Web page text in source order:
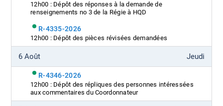
12h00 : Dépôt des réponses à la demande de
renseignements no 3 de la Régie à HQD
R-4335-2026
12h00 : Dépôt des pièces révisées demandées
6 Août Jeudi
R-4346-2026
12h00 : Dépôt des répliques des personnes intéressées
aux commentaires du Coordonnateur